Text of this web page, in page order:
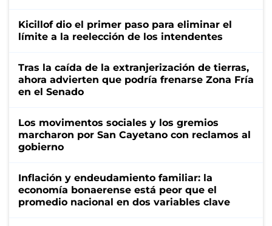
Kicillof dio el primer paso para eliminar el
límite a la reelección de los intendentes
Tras la caída de la extranjerización de tierras,
ahora advierten que podría frenarse Zona Fría
en el Senado
Los movimentos sociales y los gremios
marcharon por San Cayetano con reclamos al
gobierno
Inflación y endeudamiento familiar: la
economía bonaerense está peor que el
promedio nacional en dos variables clave